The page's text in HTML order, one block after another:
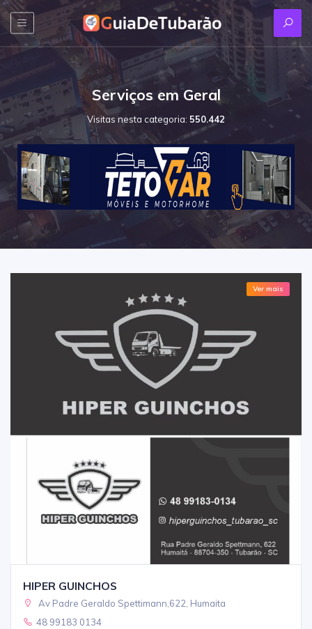
Serviços em Geral
Visitas nesta categoria: 550.442
Ver mais
HIPER GUINCHOS
Av Padre Geraldo Spettimann,622, Humaita
48 99183 0134